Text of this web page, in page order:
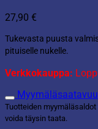
27,90 €
Tukevasta puusta
pituiselle nukelle.
Verkkokauppa:
Tuotteiden
voida täysin taata.